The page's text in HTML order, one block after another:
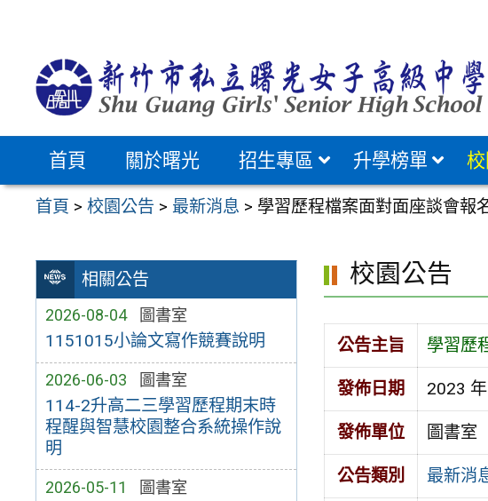
首頁 關於曙光 招生專區 升學榜單
首頁 >校園公告 > 最新消息 > 學習歷程檔案面對面座談會報
相關公告
2026-08-04 圖書室
1151015小論文寫作競賽說明
2026-06-03 圖書室
114-2升高二三學習歷程期末時
程醒與智慧校園整合系統操作說
明
2026-05-11 圖書室
校園公告
公告主旨 學習歷
發佈日期 2023
發佈單位 圖書室
公告類別 最新消